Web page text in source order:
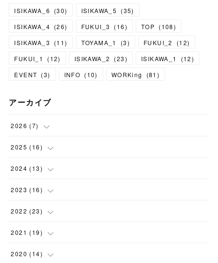
ISIKAWA_6 (30) ISIKAWA_5 (35)
ISIKAWA_4 (26) FUKUI_3 (16) TOP (108)
ISIKAWA_3
(11) TOYAMA_1 (3) FUKUI_2 (12)
FUKUI_1
(12) ISIKAWA_2 (23) ISIKAWA_1 (12)
EVENT (3) INFO (10) WORKing (81 )
アーカイブ
2026 (7)
(1)
(1)
(1)
(1 )
2025 (16)
(1)
(1)
(2)
( 2 )
2024 (13)
(1)
(1)
(1)
( 1 )
2023 (16)
(1)
(1)
( 1 )
2022 (23)
(2)
( 2 )
2021 (19)
(2)
2020 (14)